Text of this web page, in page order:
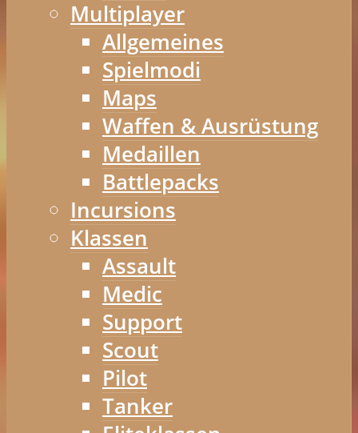
Multiplayer
Allgemeines
Spielmodi
Maps
Waffen & Ausrüstung
Medaillen
Battlepacks
Incursions
Klassen
Assault
Medic
Support
Scout
Pilot
Tanker